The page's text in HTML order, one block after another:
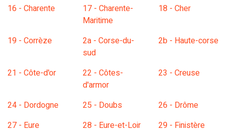
16 - Charente
17 - Charente-
Maritime
18 - Cher
19 - Corrèze
2a - Corse-du-
sud
2b - Haute-corse
21 - Côte-d'or
22 - Côtes-
d'armor
23 - Creuse
24 - Dordogne 25 - Doubs
26 - Drôme
27 - Eure
28 - Eure-et-Loir
29 - Finistère